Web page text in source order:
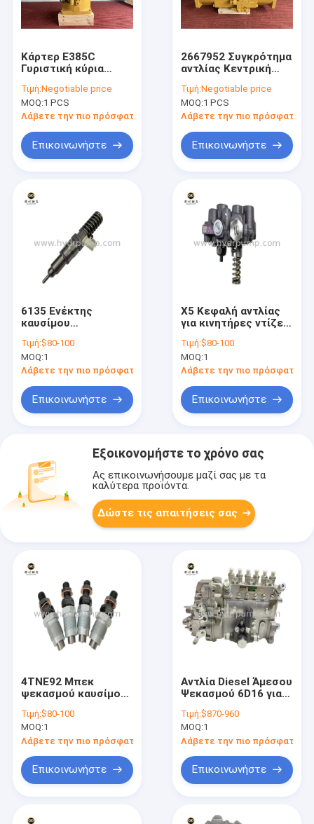
Κάρτερ E385C
Γυριστική κύρια
μηχανή αναβάθμισης
Τιμή:Negotiable price
MOQ:1 PCS
Λάβετε την πιο πρόσφατη τιμή
Επικοινωνήστε
2667952 Συγκρότημα
αντλίας Κεντρική
365C L 365C L MH
Τιμή:Negotiable price
MOQ:1 PCS
Λάβετε την πιο πρόσφατη
Επικοινωνήστε
6135 Ενέκτης
καυσίμου
μέρος κινητήρα
ντίζελ υψηλών
επιδόσεων για
βαριές
κατασκευαστικές
Τιμή:$80-100
MOQ:1
Λάβετε την πιο πρόσφατη τιμή
Επικοινωνήστε
X5 Κεφαλή αντλίας
για κινητήρες ντίζελ
υψηλών επιδόσεων
για εκσκαφείς και
μηχανήματα
Τιμή:$80-100
MOQ:1
Λάβετε την πιο πρόσφατη
Επικοινωνήστε
Εξοικονομήστε το χρόνο σας
Ας επικοινωνήσουμε μαζί σας με τα
καλύτερα προϊόντα.
Δώστε τις απαιτήσεις σας
4TNE92 Μπεκ
ψεκασμού καυσίμου
για κινητήρες ντίζελ
- Ανταλλακτικό για
εκσκαφείς Yanmar
και μηχανήματα
έργων
Τιμή:$80-100
MOQ:1
Λάβετε την πιο πρόσφατη τιμή
Επικοινωνήστε
Αντλία Diesel Άμεσου
Ψεκασμού 6D16 για
Excavator,
Ανταλλακτικό
κινητήρα υψηλής
απόδοσης για
μηχανήματα έργων
Τιμή:$870-960
MOQ:1
Λάβετε την πιο πρόσφατη
Επικοινωνήστε